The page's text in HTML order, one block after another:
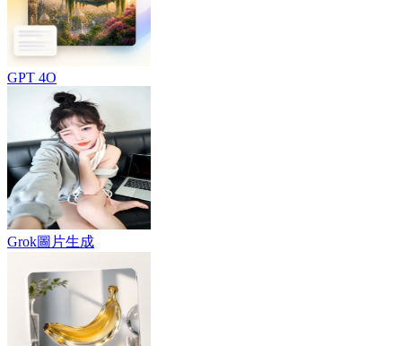
GPT 4O
Grok圖片生成